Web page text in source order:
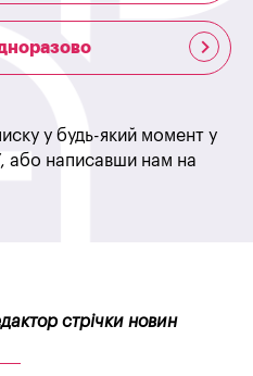
у будь-який момент у
або написавши нам на
стрічки новин